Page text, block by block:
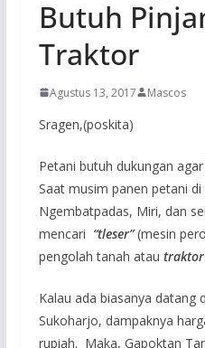
Butuh
Traktor
Agustus 13, 2017 Mascos
Sragen,(poskita)
Petani butuh dukungan
Saat musim panen petani
Ngembatpadas, Miri, dan
mencari “tleser”(mesin
pengolah tanah atau traktor
Kalau ada biasanya datang
Sukoharjo, dampaknya
rupiah. Maka, Gapoktan